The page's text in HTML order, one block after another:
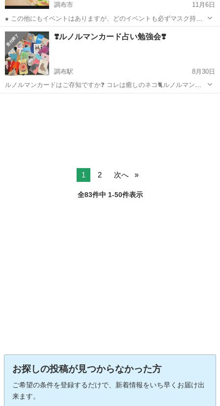
調布市
11月6日
● この他にもイベントはありますが、どのイベントも必ずマスク持参
ください 喋る時と食べる時を分けて黙食を心がけてください なるべく
話すときはマスクで(;^_^A ※ 大人数は怖いので多くても10名前後とさ
せて頂...
東京 調布市 サークル
❣️ルノルマンカード占い勉強会❣️
調布駅
8月30日
ルノルマンカードはご存知ですか❓ コレは癒しのネコ🐈ルノルマンカ
ード使います😍 カード占いをしてもらった事ありますか⁇ 自分で出来
1 2 次へ
全83件中 1-50件表示
お探しの投稿が見つからなかった方
ご希望の条件を登録するだけで、新着情報をいち早くお届け出
来ます。